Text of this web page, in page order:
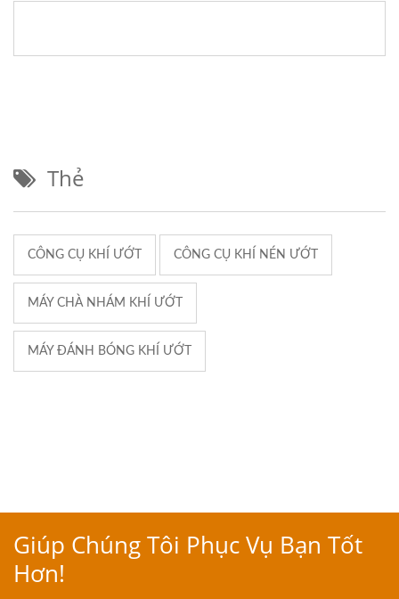
Thẻ
CÔNG CỤ KHÍ ƯỚT CÔNG CỤ KHÍ NÉN ƯỚT
MÁY CHÀ NHÁM KHÍ ƯỚT
MÁY ĐÁNH BÓNG KHÍ ƯỚT
Giúp Chúng Tôi Phục Vụ Bạn Tốt
Hơn!